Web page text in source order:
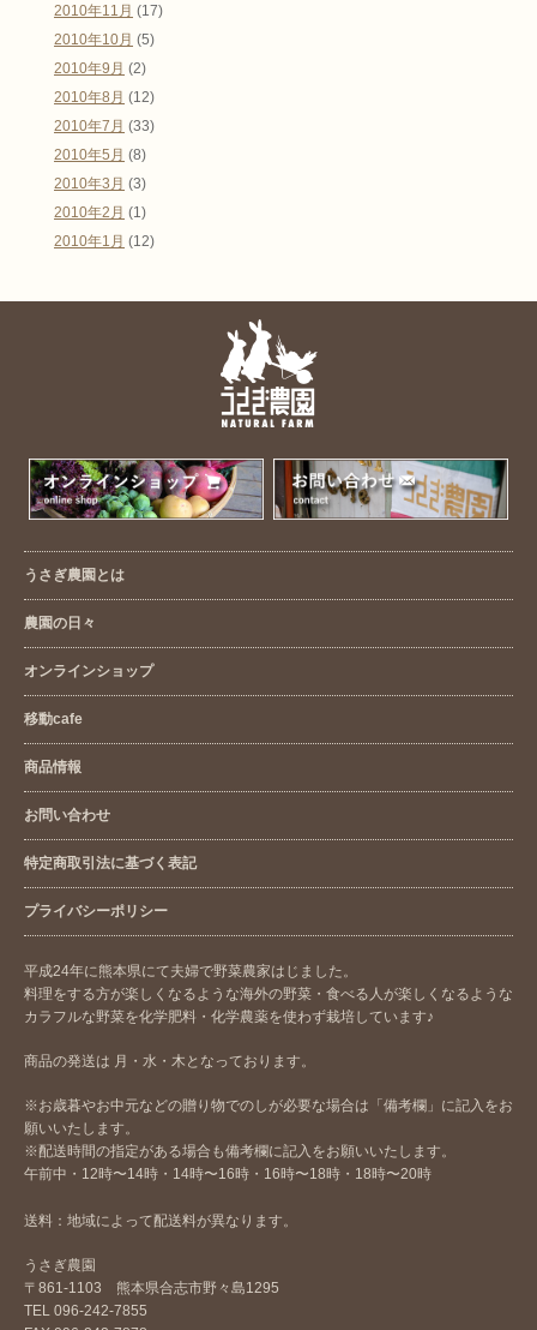
2010年11月 (17)
2010年10月 (5)
2010年9月 (2)
2010年8月 (12)
2010年7月 (33)
2010年5月 (8)
2010年3月 (3)
2010年2月 (1)
2010年1月 (12)
うさぎ農園とは
農園の日々
オンラインショップ
移動cafe
商品情報
お問い合わせ
特定商取引法に基づく表記
プライバシーポリシー
平成24年に熊本県にて夫婦で野菜農家はじました。
料理をする方が楽しくなるような海外の野菜・食べる人が楽しくなるような
カラフルな野菜を化学肥料・化学農薬を使わず栽培しています♪
商品の発送は 月・水・木となっております。
※お歳暮やお中元などの贈り物でのしが必要な場合は「備考欄」に記入をお
願いいたします。
※配送時間の指定がある場合も備考欄に記入をお願いいたします。
午前中・12時〜14時・14時〜16時・16時〜18時・18時〜20時
送料：地域によって配送料が異なります。
うさぎ農園
〒861-1103 熊本県合志市野々島1295
TEL 096-242-7855